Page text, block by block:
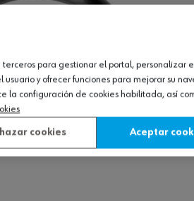
terceros para gestionar el portal, personalizar
y ofrecer funciones para mejorar su
la configuración de cookies habilitada, así
cookies Aceptar